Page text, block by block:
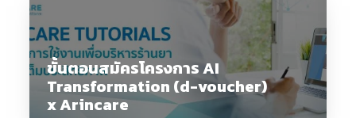
ขั้นตอนสมัครโครงการ AI
Transformation (d-voucher)
x Arincare